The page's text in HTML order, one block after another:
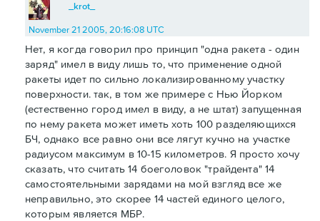
_krot_
November 21 2005, 20:16:08 UTC
Нет, я когда говорил про принцип "одна ракета - один
заряд" имел в виду лишь то, что применение одной
ракеты идет по сильно локализированному участку
поверхности. так, в том же примере с Нью Йорком
(естественно город имел в виду, а не штат) запущенная
по нему ракета может иметь хоть 100 разделяющихся
БЧ, однако все равно они все лягут кучно на участке
радиусом максимум в 10-15 километров. Я просто хочу
сказать, что считать 14 боеголовок "трайдента" 14
самостоятельными зарядами на мой взгляд все же
неправильно, это скорее 14 частей единого целого,
которым является МБР.